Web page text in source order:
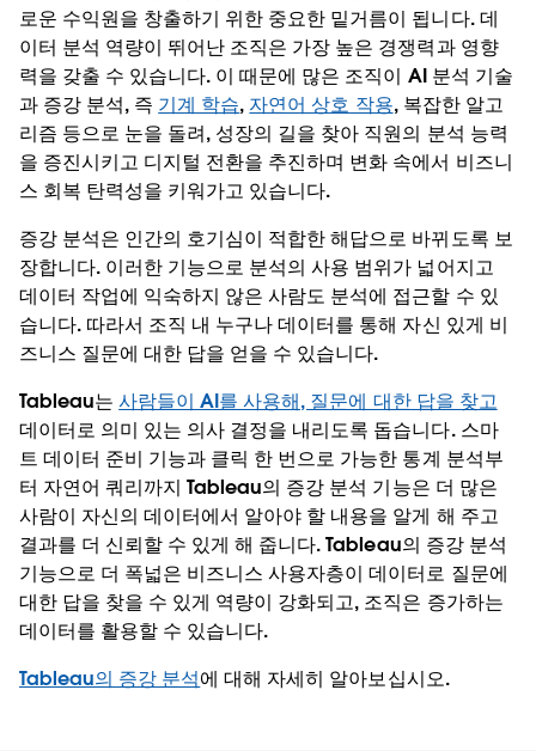
로운 수익원을 창출하기 위한 중요한 밑거름이 됩니다. 데
이터 분석 역량이 뛰어난 조직은 가장 높은 경쟁력과 영향
력을 갖출 수 있습니다. 이 때문에 많은 조직이 AI 분석 기술
과 증강 분석, 즉 기계 학습, 자연어 상호 작용, 복잡한 알고
리즘 등으로 눈을 돌려, 성장의 길을 찾아 직원의 분석 능력
을 증진시키고 디지털 전환을 추진하며 변화 속에서 비즈니
스 회복 탄력성을 키워가고 있습니다.
증강 분석은 인간의 호기심이 적합한 해답으로 바뀌도록 보
장합니다. 이러한 기능으로 분석의 사용 범위가 넓어지고
데이터 작업에 익숙하지 않은 사람도 분석에 접근할 수 있
습니다. 따라서 조직 내 누구나 데이터를 통해 자신 있게 비
즈니스 질문에 대한 답을 얻을 수 있습니다.
Tableau는사람들이 AI를 사용해, 질문에 대한 답을 찾고
데이터로 의미 있는 의사 결정을 내리도록 돕습니다. 스마
트 데이터 준비 기능과 클릭 한 번으로 가능한 통계 분석부
터 자연어 쿼리까지 Tableau의 증강 분석 기능은 더 많은
사람이 자신의 데이터에서 알아야 할 내용을 알게 해 주고
결과를 더 신뢰할 수 있게 해 줍니다. Tableau의 증강 분석
기능으로 더 폭넓은 비즈니스 사용자층이 데이터로 질문에
대한 답을 찾을 수 있게 역량이 강화되고, 조직은 증가하는
데이터를 활용할 수 있습니다.
Tableau의 증강 분석에 대해 자세히 알아보십시오.